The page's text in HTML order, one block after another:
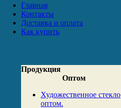
Главная
Контакты
Доставка и оплата
Как купить
Продукция
Оптом
Художественное стекло
оптом.